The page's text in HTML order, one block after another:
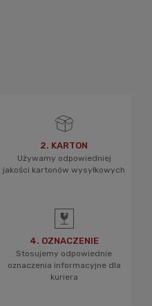
2. KARTON
Używamy odpowiedniej
jakości kartonów wysyłkowych
4. OZNACZENIE
Stosujemy odpowiednie
oznaczenia informacyjne dla
kuriera